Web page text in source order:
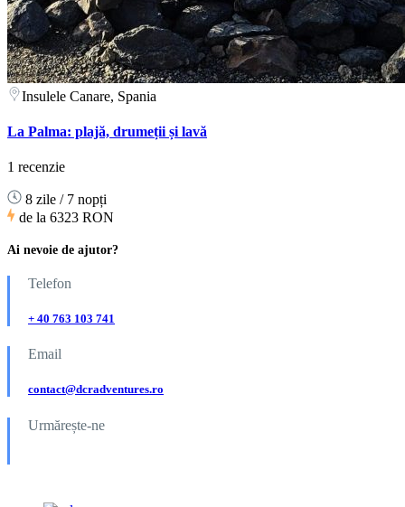
Insulele Canare, Spania
La Palma: plajă, drumeții și lavă
1 recenzie
8 zile / 7 nopți
de la 6323 RON
Ai nevoie de ajutor?
Telefon
+ 40 763 103 741
Email
contact@dcradventures.ro
Urmărește-ne